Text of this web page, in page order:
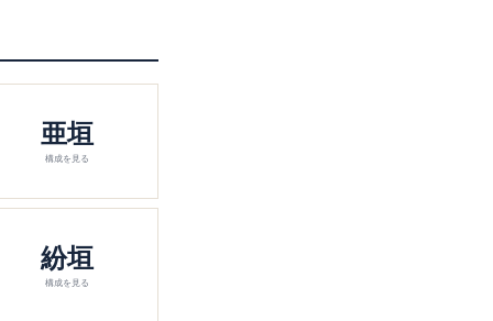
亜垣
構成を見る
紛垣
構成を見る